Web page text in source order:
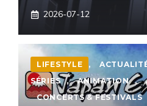
2026-07-12
LIFESTYLE ,
SÉRIES
, ANIMATION ,
CONCERTS & FESTIVALS